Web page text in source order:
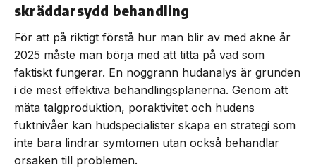
skräddarsydd behandling
För att på riktigt förstå hur man blir av med akne år
2025 måste man börja med att titta på vad som
faktiskt fungerar. En noggrann hudanalys är grunden
i de mest effektiva behandlingsplanerna. Genom att
mäta talgproduktion, poraktivitet och hudens
fuktnivåer kan hudspecialister skapa en strategi som
inte bara lindrar symtomen utan också behandlar
orsaken till problemen.